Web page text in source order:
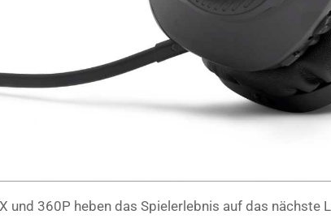
und 360P heben das Spielerlebnis auf das nächste